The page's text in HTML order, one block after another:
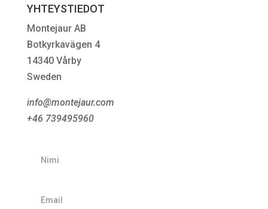
YHTEYSTIEDOT
Montejaur AB
Botkyrkavägen 4
14340 Vårby
Sweden
info@montejaur.com
+46 739495960